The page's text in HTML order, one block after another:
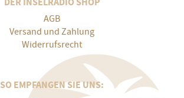
AGB
Versand und Zahlung
Widerrufsrecht
SO EMPFANGEN SIE UNS: